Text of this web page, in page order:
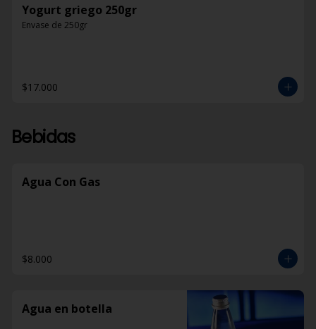
Yogurt griego 250gr
Envase de 250gr
$17.000
Bebidas
Agua Con Gas
$8.000
Agua en botella